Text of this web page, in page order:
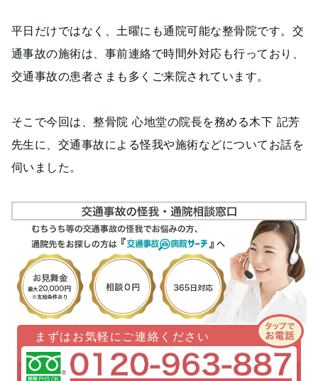
平日だけではなく、土曜にも通院可能な整骨院です。交
通事故の施術は、事前連絡で時間外対応も行っており、
交通事故の患者さまも多くご来院されています。
そこで今回は、整骨院 心地堂の院長を務める木下 記芳
先生に、交通事故による怪我や施術などについてお話を
伺いました。
まずはお気軽にご連絡ください